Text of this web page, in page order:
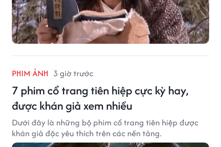
PHIM ẢNH 3 giờ trước
7 phim cổ trang tiên hiệp cực kỳ hay,
được khán giả xem nhiều
Dưới đây là những bộ phim cổ trang tiên hiệp được
khán giả đặc yêu thích trên các nền tảng.